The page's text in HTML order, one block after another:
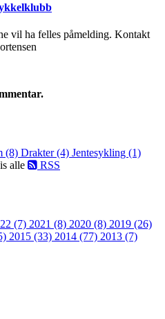
vil ha felles påmelding. Kontakt
(8) Drakter (4) Jentesykling (1)
alle RSS
(7) 2021 (8) 2020 (8) 2019 (26)
2015 (33) 2014 (77) 2013 (7)